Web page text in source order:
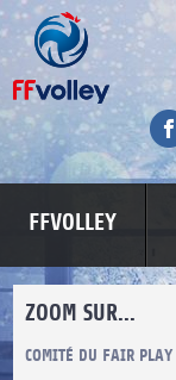
FFVOLLEY
ZOOM SUR...
COMITÉ DU FAIR PLAY